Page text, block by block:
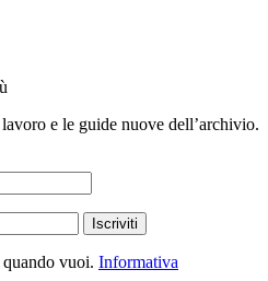
e le guide nuove dell’archivio.
Iscriviti
vuoi. Informativa